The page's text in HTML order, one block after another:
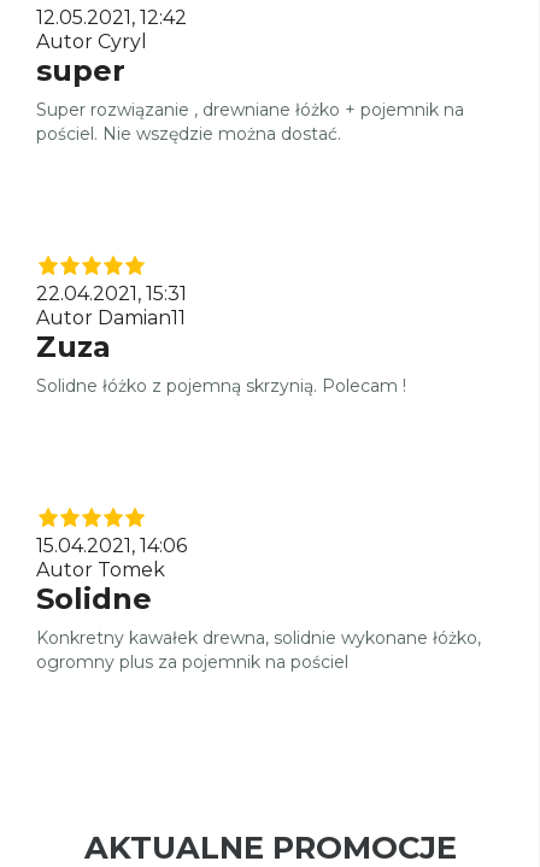
12.05.2021, 12:42
Autor Cyryl
super
Super rozwiązanie , drewniane łóżko + pojemnik na
pościel. Nie wszędzie można dostać.
22.04.2021, 15:31
Autor Damian11
Zuza
Solidne łóżko z pojemną skrzynią. Polecam !
15.04.2021, 14:06
Autor Tomek
Solidne
Konkretny kawałek drewna, solidnie wykonane łóżko,
ogromny plus za pojemnik na pościel
AKTUALNE PROMOCJE